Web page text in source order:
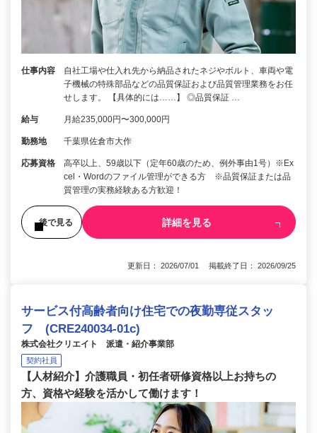
仕事内容
自社工場や仕入れ先から納品されたネジやボルト、車両や電
子機械の特殊部品などの品質保証および品質管理業務をお任
せします。 【具体的には……】 ◎品質保証 …
給与 月給235,000円〜300,000円
勤務地 千葉県佐倉市大作
応募資格
高卒以上、59歳以下（定年60歳のため、例外事由1号）※Ex
cel・Wordのファイル管理ができる方 ※品質保証または品
質管理の実務経験ある方歓迎！
後で見る 詳細を見る
更新日： 2026/07/01 掲載終了日： 2026/09/25
サービス付高齢者向け住宅での夜勤専従スタッ
フ (CRE240034-01c)
株式会社クリエイト 派遣・紹介事業部
契約社員
【人材紹介】介護職員・初任者研修資格以上お持ちの
方、資格や経験を活かして働けます！